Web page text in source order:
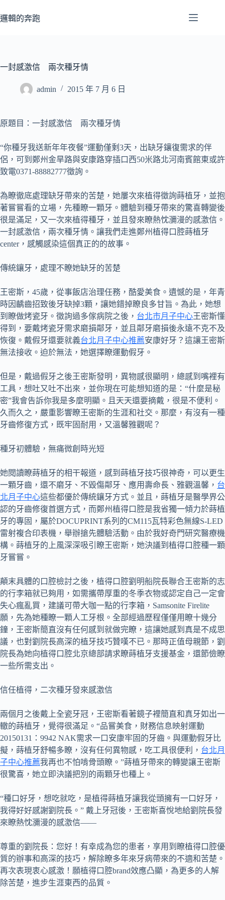
至
容
邏輯的奔跑
一封感激信 兩次種牙情
admin 2015 年 7 月 6 日
原題目：一封感激信 兩次種牙情
“你種牙我送新年年夜餐”運動僅剩3天，出缺牙鑲復需求的伴
侶，可到鄭州金旱路與安康路穿插口西50米路北河南賓館東或許
致電0371-88882777徵詢。
為瞭徹底處理缺牙帶來的苦楚，她屢次來植得徵詢蒔植牙，並抱
著嘗嘗看的立場，先種瞭一顆牙。體驗到種牙帶來的驚喜轉變後
很是滿足，又一次來植得種牙，並且發來瞭熱忱瀰漫的感激信。
一封感激信，兩次種牙情。讓我們走進鄭州植得口腔蒔植牙
center，感觸感染這個真正的的故事。
傳統鑲牙，處理不瞭她缺牙的苦楚
王密斯，45歲，從事飯店治理任務，酷愛美食。遺憾的是，年青
時因齲齒招致後牙缺掉3顆，讓她錯掉瞭良多甘旨。為此，她想
到瞭做烤瓷牙。徵詢過多傢病院之後， 台北市月子中心王密斯懂
得到，要戴烤瓷牙需求磨損鄰牙，並且鄰牙磨損後永遠不克不及
恢復。戴假牙還要就義台北月子中心推薦安康好牙？這讓王密斯
無法接收。迫於無法，她選擇瞭運動假牙。
但是，戴過假牙之後王密斯發明，異物感很顯明，總感到嘴裡有
工具，想吐又吐不出來，並你現在可能想知道的是：“什麼是秘
密”我會告訴你我是多麼明顯。且天天還要摘戴，很是不便利。
久而久之，嚴重影響瞭王密斯的生涯和社交。那麼，有沒有一種
牙齒修復方式，既牢固耐用，又溫馨雅觀呢？
種牙初體驗，無痛微創時光短
她閱讀瞭蒔植牙的相干報道，感到蒔植牙技巧很神奇，可以更生
一顆牙齒，還不磨牙、不毀傷鄰牙、應用壽命長、雅觀溫馨， 台
北月子中心這些都優於傳統鑲牙方式。並且，蒔植牙是醫學界公
認的牙齒修復首選方式，而鄭州植得口腔是我省獨一傾力於蒔植
牙的專固，屬於DOCUPRINT系列的CM115瓦特彩色無線S-LED
雷射複合印表機，舉辦搶先體驗活動。由於我好奇門研究醫療機
構。蒔植牙的上風深深吸引瞭王密斯，她決議到植得口腔種一顆
牙嘗嘗。
顛末具體的口腔檢討之後，植得口腔劉明船院長聯合王密斯的志
的行李箱就已夠用，如需攜帶厚重的冬季衣物或認定自己一定會
失心瘋亂買，建議可帶大咖一點的行李箱，Samsonite Firelite
願，先為她種瞭一顆人工牙根。全部經過歷程僅僅用瞭十幾分
鐘，王密斯簡直沒有任何感到就做完瞭，這讓她感到真是不成思
議，也對劉院長高深的植牙技巧贊嘆不已。那時正值母親節，劉
院長為她向植得口腔北京總部請求瞭蒔植牙支援基金，還節儉瞭
一些所需支出。
信任植得，二次種牙發來感激信
兩個月之後戴上全瓷牙冠，王密斯看著鏡子裡簡直和真牙如出一
轍的蒔植牙，覺得很滿足。“品嘗美食，財務信息映射運動
20150131：9942 NAK需求一口安康牢固的牙齒。與運動假牙比
擬，蒔植牙舒暢多瞭，沒有任何異物感，吃工具很便利， 台北月
子中心推薦我再也不怕啃骨頭瞭。”蒔植牙帶來的轉變讓王密斯
很驚喜，她立即決議把別的兩顆牙也種上。
“種口好牙，想吃就吃，是植得蒔植牙讓我從頭擁有一口好牙，
我得好好感謝劉院長。” 戴上牙冠後，王密斯喜悅地給劉院長發
來瞭熱忱瀰漫的感激信——
尊重的劉院長：您好！有幸成為您的患者，享用到瞭植得口腔優
質的辦事和高深的技巧，解除瞭多年來牙病帶來的不適和苦楚。
再次表現衷心感激！願植得口腔brand效應凸顯，為更多的人解
除苦楚，進步生涯東西的品質。